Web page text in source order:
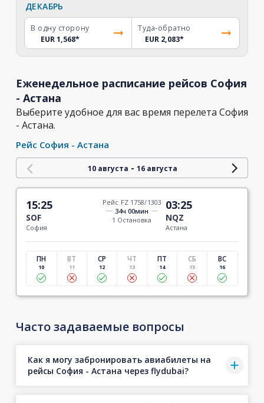
ДЕКАБРЬ
В одну сторону
EUR 1,568*
Туда-обратно
EUR 2,083*
Еженедельное расписание рейсов София
- Астана
Выберите удобное для вас время перелета София
- Астана.
Рейс София - Астана
10 августа - 16 августа
15:25
SOF
София
Рейс FZ 1758/1303
34ч 00мин
1 Остановка
03:25
NQZ
Астана
ПН
10
ВТ
11
СР
12
ЧТ
13
ПТ
14
СБ
15
ВС
16
Часто задаваемые вопросы
Как я могу забронировать авиабилеты на
рейсы София - Астана через flydubai?